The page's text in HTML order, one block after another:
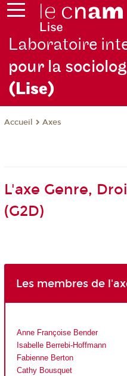
Laboratoire
pour la
(Lise)
Accueil Axes
L'axe Genre,
(G2D)
Les membres de
Anne Françoise Bender
Isabelle Berrebi-Hoffmann
Fabienne Berton
Cathy Bousquet